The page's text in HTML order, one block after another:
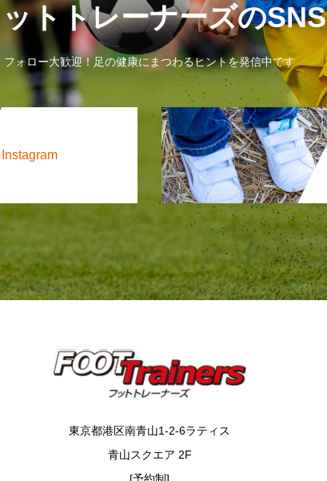
トトレーナーズのSNS
フォロー大歓迎！足の健康にまつわるヒントを発信中です
Instagram
東京都港区南青山1-2-6ラティス
青山スクエア 2F